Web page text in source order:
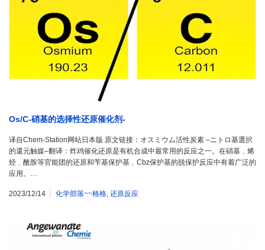
Os/C-硝基的选择性还原催化剂-
译自Chem-Station网站日本版 原文链接：オスミウム活性炭素 –ニトロ基選択
的還元触媒–翻译：炸鸡催化还原是有机合成中最常用的反应之一。在硝基﹑烯
烃﹑酰胺等官能团的还原和苄基保护基﹑Cbz保护基的脱保护反应中有着广泛的
应用。…
2023/12/14 化学部落~~格格, 还原反应